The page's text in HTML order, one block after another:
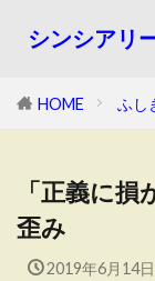
シンシアリ
HOME ふし
「正義に
歪み
2019年6月14日